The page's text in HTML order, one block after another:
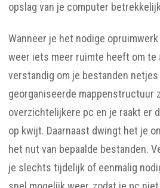
opslag van je computer
Wanneer je het nodige
weer iets meer ruimte heeft om te
verstandig om je bestanden
georganiseerde mappenstructuur
overzichtelijkere pc en je raakt er
op kwijt. Daarnaast dwingt het je
het nut van bepaalde bestanden.
je slechts tijdelijk of eenmalig